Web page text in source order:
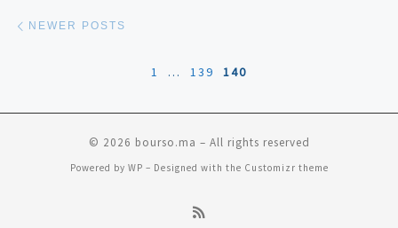
NEWER POSTS
1 … 139 140
© 2026 bourso.ma – All rights reserved
Powered by WP – Designed with the Customizr theme